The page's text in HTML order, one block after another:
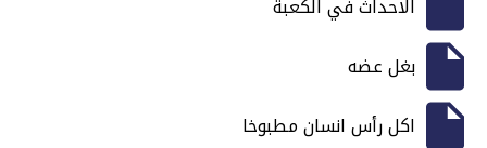
بغل عضه
اكل رأس انسان مطبوخا